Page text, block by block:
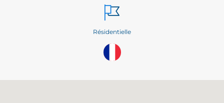
Résidentielle